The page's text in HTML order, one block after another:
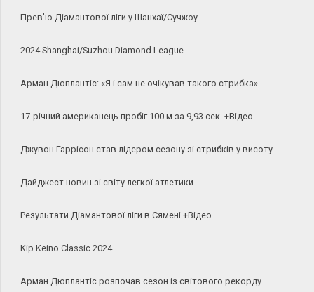
Прев'ю Діамантової ліги у Шанхаї/Сучжоу
2024 Shanghai/Suzhou Diamond League
Арман Дюплантіс: «Я і сам не очікував такого стрибка»
17-річний американець пробіг 100 м за 9,93 сек. +Відео
Джувон Гаррісон став лідером сезону зі стрибків у висоту
Дайджест новин зі світу легкої атлетики
Результати Діамантової ліги в Сямені +Відео
Kip Keino Classic 2024
Арман Дюплантіс розпочав сезон із світового рекорду